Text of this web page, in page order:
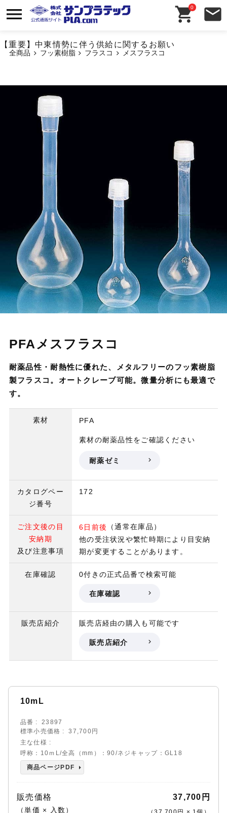
【重要】中東情勢に伴う供給に関するお願い
0
全商品 フッ素樹脂 フラスコ メスフラスコ
PFAメスフラスコ
耐薬品性・耐熱性に優れた、メタルフリーのフッ素樹脂
製フラスコ。オートクレーブ可能。微量分析にも最適で
す。
素材 PFA
素材の耐薬品性をご確認ください
耐薬ゼミ
カタログペー
ジ番号
172
ご注文後の目
安納期
及び注意事項
6日前後
（通常在庫品）
他の受注状況や繁忙時期により目安納
期が変更することがあります。
在庫確認 0付きの正式品番で検索可能
在庫確認
販売店紹介 販売店経由の購入も可能です
販売店紹介
10mL
品番
23897
標準小売価格
37,700円
主な仕様
呼称：10ｍL/全高（mm）：90/ネジキャップ：GL18
商品ページPDF
販売価格
（単価 × 入数）
37,700円